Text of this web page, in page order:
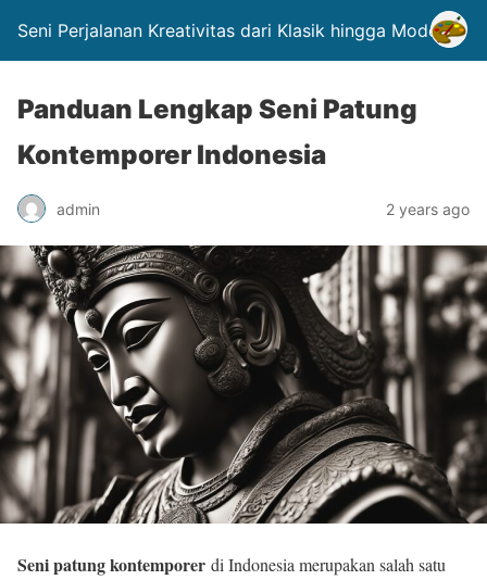
Seni Perjalanan Kreativitas dari Klasik hingga Modern.
Panduan Lengkap Seni Patung
Kontemporer Indonesia
admin 2 years ago
Seni patung kontemporer di Indonesia merupakan salah satu